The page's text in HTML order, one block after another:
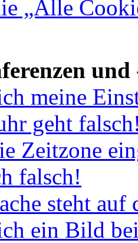
„Alle
und
meine
geht
Zeitzone
falsch!
steht
ein Bild